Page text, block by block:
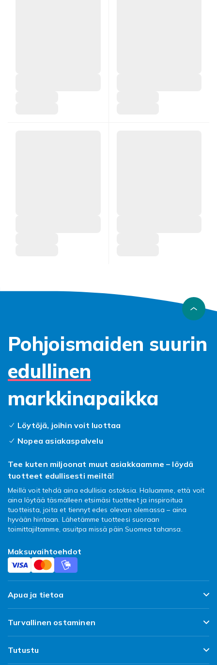
Pohjoismaiden suurin
edullinen
markkinapaikka
Löytöjä, joihin voit luottaa
Nopea asiakaspalvelu
Tee kuten miljoonat muut asiakkaamme – löydä
tuotteet edullisesti meiltä!
Meillä voit tehdä aina edullisia ostoksia. Haluamme, että voit
aina löytää täsmälleen etsimäsi tuotteet ja inspiroitua
tuotteista, joita et tiennyt edes olevan olemassa – aina
hyvään hintaan. Lähetämme tuotteesi suoraan
toimittajiltamme, asuitpa missä päin Suomea tahansa.
Maksuvaihtoehdot
Apua ja tietoa
FAQ
Seuraa pakettiani
Turvallinen ostaminen
Tyytyväisyyslupaus
Tutustu